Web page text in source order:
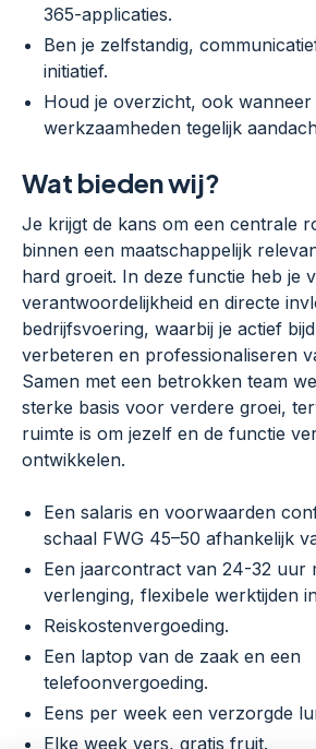
365-applicaties.
Ben je zelfstandig,
initiatief.
Houd je overzicht, ook wanneer
werkzaamheden tegelijk
Wat bieden wij?
Je krijgt de kans om een centrale
binnen een maatschappelijk
hard groeit. In deze functie heb je
verantwoordelijkheid en directe
bedrijfsvoering, waarbij je actief
verbeteren en professionaliseren
Samen met een betrokken team
sterke basis voor verdere groei,
ruimte is om jezelf en de functie
ontwikkelen.
Een salaris en voorwaarden
schaal FWG 45–50 afhankelijk
Een jaarcontract van 24-32 uur
verlenging, flexibele werktijden
Reiskostenvergoeding.
Een laptop van de zaak en een
telefoonvergoeding.
Eens per week een verzorgde
Elke week vers, gratis fruit.